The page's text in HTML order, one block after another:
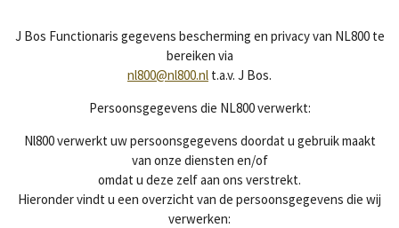
J Bos Functionaris gegevens bescherming en privacy van NL800 te
bereiken via
nl800@nl800.nl t.a.v. J Bos.
Persoonsgegevens die NL800 verwerkt:
Nl800 verwerkt uw persoonsgegevens doordat u gebruik maakt
van onze diensten en/of
omdat u deze zelf aan ons verstrekt.
Hieronder vindt u een overzicht van de persoonsgegevens die wij
verwerken: